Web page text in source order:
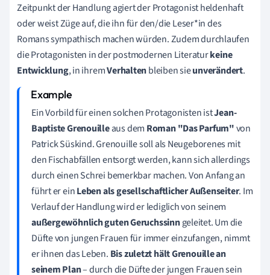
Zeitpunkt der Handlung agiert der Protagonist heldenhaft
oder weist Züge auf, die ihn für den/die Leser*in des
Romans sympathisch machen würden. Zudem durchlaufen
die Protagonisten in der postmodernen Literaturkeine
Entwicklung, in ihremVerhaltenbleiben sieunverändert.
Ein Vorbild für einen solchen Protagonisten istJean-
Baptiste Grenouilleaus dem Roman "Das Parfum"von
Patrick Süskind. Grenouille soll als Neugeborenes mit
den Fischabfällen entsorgt werden, kann sich allerdings
durch einen Schrei bemerkbar machen. Von Anfang an
führt er einLeben als gesellschaftlicher Außenseiter. Im
Verlauf der Handlung wird er lediglich von seinem
außergewöhnlich guten Geruchssinngeleitet. Um die
Düfte von jungen Frauen für immer einzufangen, nimmt
er ihnen das Leben. Bis zuletzt hält Grenouille an
seinem Plan– durch die Düfte der jungen Frauen sein